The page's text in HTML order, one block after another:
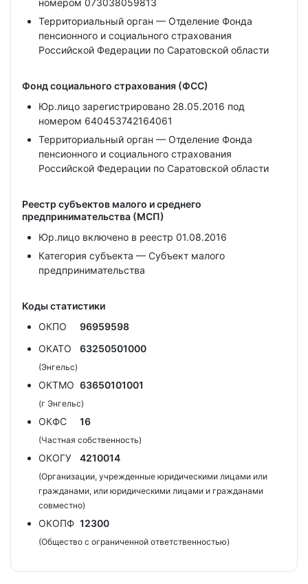
номером 073038059813
Территориальный орган — Отделение Фонда
пенсионного и социального страхования
Российской Федерации по Саратовской области
Фонд социального страхования (ФСС)
Юр.лицо зарегистрировано 28.05.2016 под
номером 640453742164061
Территориальный орган — Отделение Фонда
пенсионного и социального страхования
Российской Федерации по Саратовской области
Реестр субъектов малого и среднего
предпринимательства (МСП)
Юр.лицо включено в реестр 01.08.2016
Категория субъекта — Субъект малого
предпринимательства
Коды статистики
ОКПО
96959598
ОКАТО
63250501000
(Энгельс)
ОКТМО 63650101001
(г Энгельс)
ОКФС 16
(Частная собственность)
ОКОГУ 4210014
(Организации, учрежденные юридическими лицами или
гражданами, или юридическими лицами и гражданами
совместно)
ОКОПФ 12300
(Общество с ограниченной ответственностью)